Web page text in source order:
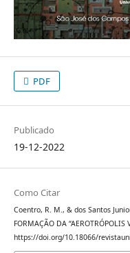
PDF
Publicado
19-12-2022
Como Citar
Coentro, R. M., & dos Santos
FORMAÇÃO DA “AEROTRÓPOLIS
https://doi.org/10.18066/